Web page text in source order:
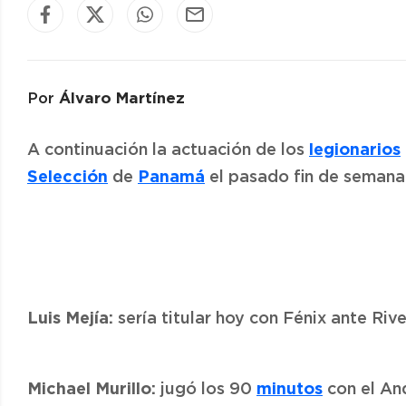
Por Álvaro Martínez
A continuación la actuación de los legionarios
Selección de Panamá el pasado fin de
Luis Mejía: sería titular hoy con Fénix ante
Michael Murillo: jugó los 90 minutos con el